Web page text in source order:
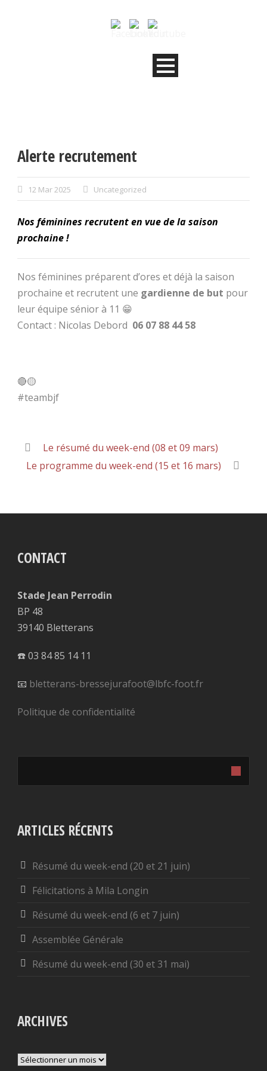
Alerte recrutement
12 Mar 2025 Uncategorized
Nos féminines recrutent en vue de la saison
prochaine !
Nos féminines préparent d’ores et déjà la saison
prochaine et recrutent une gardienne de but pour
leur équipe sénior à 11 😁
Contact : Nicolas Debord 06 07 88 44 58
🔴🟡
#teambjf
Le résumé du week-end (08 et 09 mars)
Le programme du week-end (15 et 16 mars)
CONTACT
Stade Jean Perrodin
BP 48
39140 Bletterans
☎️ 03 84 85 14 11
📧 bletterans-bressejurafoot@lbfc-foot.fr
Politique de confidentialité
ARTICLES RÉCENTS
Résumé du week-end (20 et 21 juin)
Félicitations à Mila Longin
Résumé du week-end (6 et 7 juin)
Assemblée Générale
Résumé du week-end (30 et 31 mai)
ARCHIVES
Archives